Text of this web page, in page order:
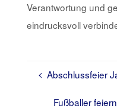
Verantwortung und
eindrucksvoll
Abschlussfeier
Fußballer